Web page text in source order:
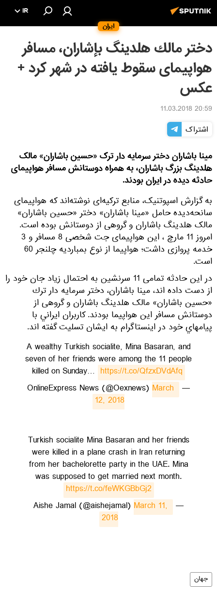
ایران
IR
دختر مالك هلدينگ بإشاران، مسافر
هواپیمای سقوط یافته در شهر کرد +
عکس
20:59 11.03.2018
اشتراک
مینا باشاران دختر سرمایه دار ترک «حسین باشاران» مالک
هلدینگ بزرگ باشاران، به همراه دوستانش مسافر هواپیمای
حادثه دیده در ایران بودند.
به گزارش اسپوتنیک، منابع ترکیه‌ای نوشته‌اند که هواپیمای
سانحه‌دیده حامل «مینا باشاران» دختر «حسین باشاران»
مالک هلدینگ باشاران و گروهی از دوستانش بوده است.
امروز 11 مارچ ، این هواپیمای جت شخصی 8 مسافر و 3
خدمه پروازی داشت؛ هواپیما از نوع بمباردیه چلنجر 60
است.
در این حادثه تمامی 11 سرنشین به احتمال زیاد جان خود را
از دست داده اند، مینا باشاران، دختر سرمايه دار ترك
«حسین باشاران» مالک هلدینگ باشاران و گروهی از
دوستانش مسافر این هواپیما بودند. کاربران ايراني با
پيامهاي خود در اينستاگرام به ايشان تسليت گفته اند.
A wealthy Turkish socialite, Mina Basaran, and
seven of her friends were among the 11 people
killed on Sunday… https://t.co/QfzxDVdAfq
— OnlineExpress News (@Oexnews)
March
12, 2018
Turkish socialite Mina Basaran and her friends
were killed in a plane crash in Iran returning
from her bachelorette party in the UAE. Mina
was supposed to get married next month.
https://t.co/feWKGBbGj2
— Aishe Jamal (@aishejamal)
March 11,
2018
جهان